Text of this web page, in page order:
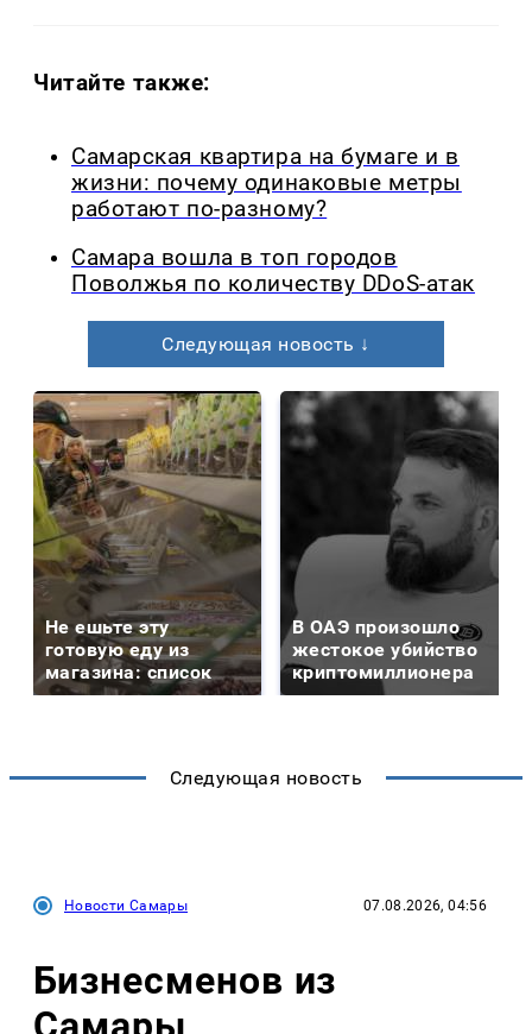
Читайте также:
Самарская квартира на бумаге и в
жизни: почему одинаковые метры
работают по-разному?
Самара вошла в топ городов
Поволжья по количеству DDoS-атак
Следующая новость ↓
Не ешьте эту
готовую еду из
магазина: список
В ОАЭ произошло
жестокое убийство
криптомиллионера
Следующая новость
Новости Самары 07.08.2026, 04:56
Бизнесменов из